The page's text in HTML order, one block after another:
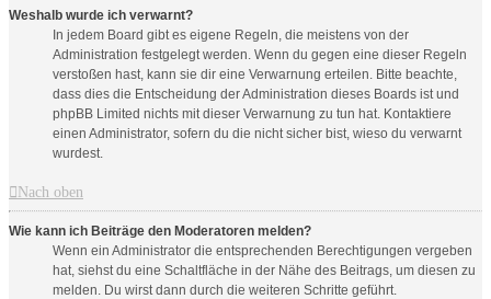
Weshalb wurde ich verwarnt?
In jedem Board gibt es eigene Regeln, die meistens von der
Administration festgelegt werden. Wenn du gegen eine dieser Regeln
verstoßen hast, kann sie dir eine Verwarnung erteilen. Bitte beachte,
dass dies die Entscheidung der Administration dieses Boards ist und
phpBB Limited nichts mit dieser Verwarnung zu tun hat. Kontaktiere
einen Administrator, sofern du die nicht sicher bist, wieso du verwarnt
wurdest.
Nach oben
Wie kann ich Beiträge den Moderatoren melden?
Wenn ein Administrator die entsprechenden Berechtigungen vergeben
hat, siehst du eine Schaltfläche in der Nähe des Beitrags, um diesen zu
melden. Du wirst dann durch die weiteren Schritte geführt.